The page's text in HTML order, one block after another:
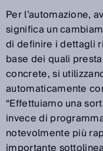
Per l’automazione,
significa un
di definire i dettagli
base dei quali
concrete, si
automaticamente
“Effettuiamo una
invece di
notevolmente più